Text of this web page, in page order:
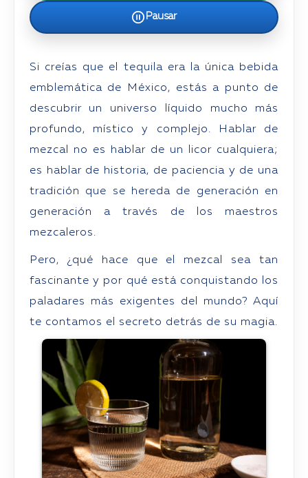
Pausar
Si creías que el tequila era la única bebida
emblemática de México, estás a punto de
descubrir un universo líquido mucho más
profundo, místico y complejo. Hablar de
mezcal no es hablar de un licor cualquiera;
es hablar de historia, de paciencia y de una
tradición que se hereda de generación en
generación a través de los maestros
mezcaleros.
Pero, ¿qué hace que el mezcal sea tan
fascinante y por qué está conquistando los
paladares más exigentes del mundo? Aquí
te contamos el secreto detrás de su magia.